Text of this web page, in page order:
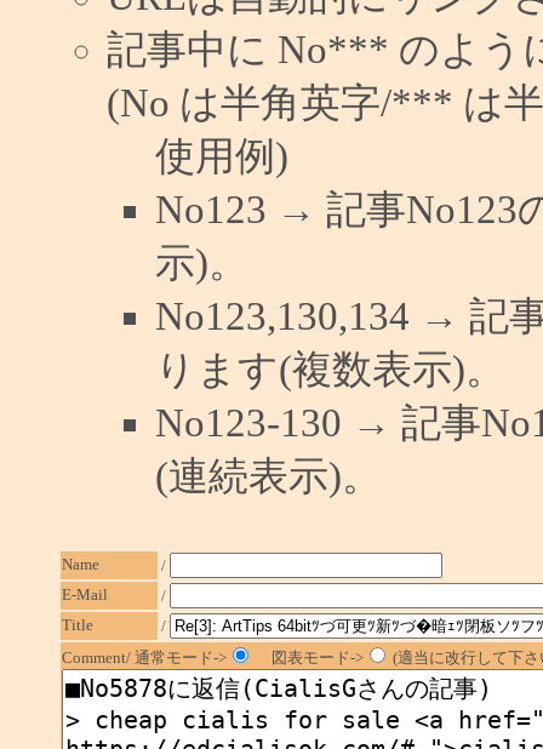
記事中に No*** のよう
(No は半角英字/*** は
使用例)
No123 → 記事No123
示)。
No123,130,134 → 記
ります(複数表示)。
No123-130 → 記事
(連続表示)。
Name
/
E-Mail
/
Title
/
Comment/ 通常モード->
図表モード-> (適当に改行して下